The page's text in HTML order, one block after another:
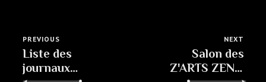
PREVIOUS
Liste des
journaux
NEXT
Salon des
Z'ARTS ZEN à